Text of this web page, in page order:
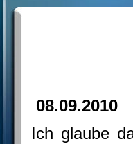
08.09.2010
Ich glaube